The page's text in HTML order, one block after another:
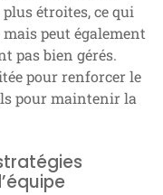
étroites, ce qui
peut également
pas bien gérés.
pour renforcer le
pour maintenir la